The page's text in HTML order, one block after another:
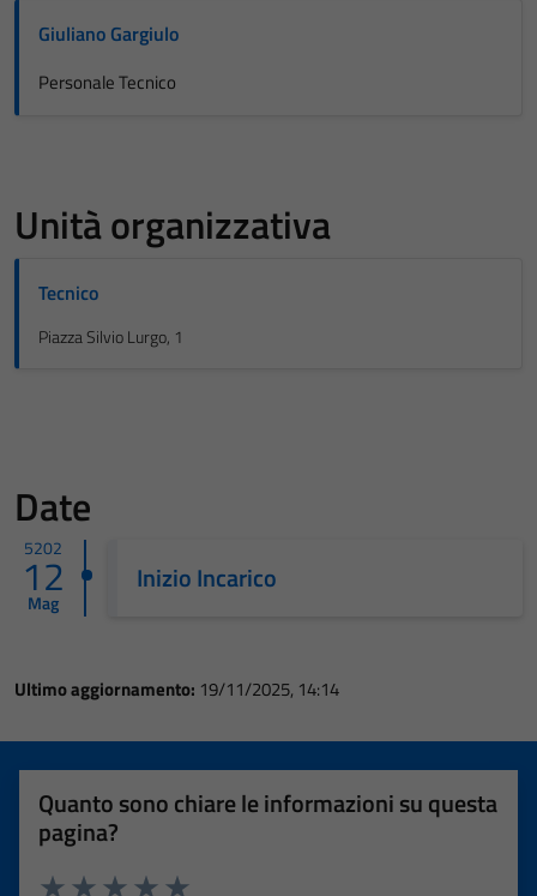
Giuliano Gargiulo
Personale Tecnico
Unità organizzativa
Tecnico
Piazza Silvio Lurgo, 1
Date
5202
12
Mag
Inizio Incarico
Ultimo aggiornamento: 19/11/2025, 14:14
Quanto sono chiare le informazioni su questa
pagina?